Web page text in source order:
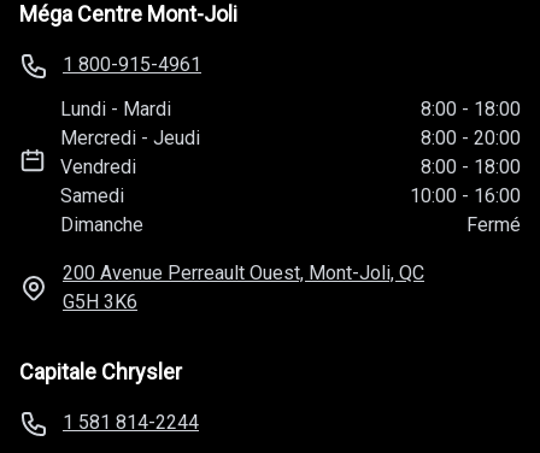
Méga Centre Mont-Joli
1 800-915-4961
Lundi - Mardi 8:00 - 18:00
Mercredi -Jeudi 8:00 - 20:00
Vendredi
8:00 - 18:00
Samedi
10:00 - 16:00
Dimanche
Fermé
200 Avenue Perreault Ouest, Mont-Joli, QC
G5H 3K6
Capitale Chrysler
1 581 814-2244